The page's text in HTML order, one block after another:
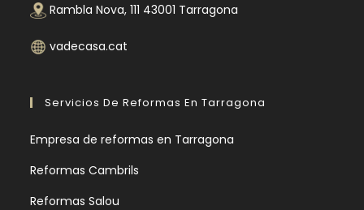
Rambla Nova, 111 43001 Tarragona
vadecasa.cat
Servicios De Reformas En Tarragona
Empresa de reformas en Tarragona
Reformas Cambrils
Reformas Salou